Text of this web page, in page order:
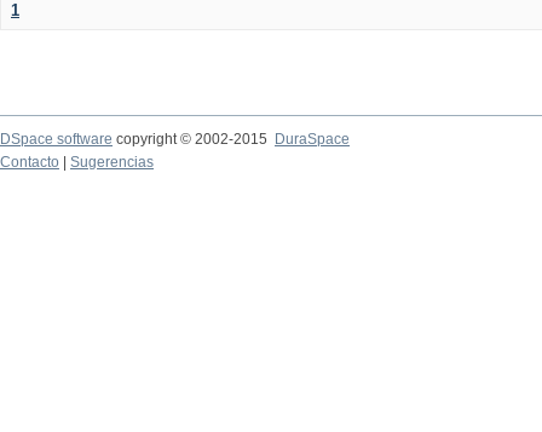
1
DSpace software copyright © 2002-2015
DuraSpace
Contacto
Sugerencias